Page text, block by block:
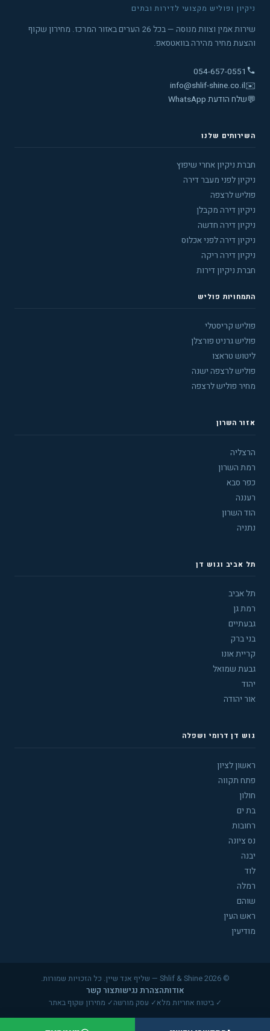
ניקיון ופוליש מקצועי לדירות ובתים
שירות אמין וצוות מנוסה — בכל 26 הערים באזור המרכז. מחירון שקוף
והצעת מחיר מהירה בוואטסאפ.
054-657-0551
✉️
info@shlif-shine.co.il
💬שלח הודעת WhatsApp
השירותים שלנו
חברת ניקיון אחרי שיפוץ
ניקיון לפני מעבר דירה
פוליש לרצפה
ניקיון דירה מקבלן
ניקיון דירה חדשה
ניקיון דירה לפני אכלוס
ניקיון דירה ריקה
חברת ניקיון דירות
התמחויות פוליש
פוליש קריסטלי
פוליש גרניט פורצלן
ליטוש טראצו
פוליש לרצפה ישנה
מחיר פוליש לרצפה
אזור השרון
הרצליה
רמת השרון
כפר סבא
רעננה
הוד השרון
נתניה
תל אביב וגוש דן
תל אביב
רמת גן
גבעתיים
בני ברק
קריית אונו
גבעת שמואל
יהוד
אור יהודה
גוש דן דרומי ושפלה
ראשון לציון
פתח תקווה
חולון
בת ים
רחובות
נס ציונה
יבנה
לוד
רמלה
שוהם
ראש העין
מודיעין
© 2026 Shlif & Shine — שליף אנד שיין. כל הזכויות שמורות.
אודותהצהרת נגישותצור קשר
✓ ביטוח אחריות מלא✓ עסק מורשה✓ מחירון שקוף באתר